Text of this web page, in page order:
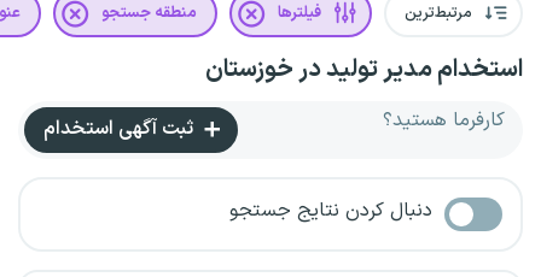
مرتبط‌ترین فیلترها منطقه جستجو
استخدام مدیر تولید در خوزستان
کارفرما هستید؟ ثبت آگهی استخدام
دنبال کردن نتایج جستجو